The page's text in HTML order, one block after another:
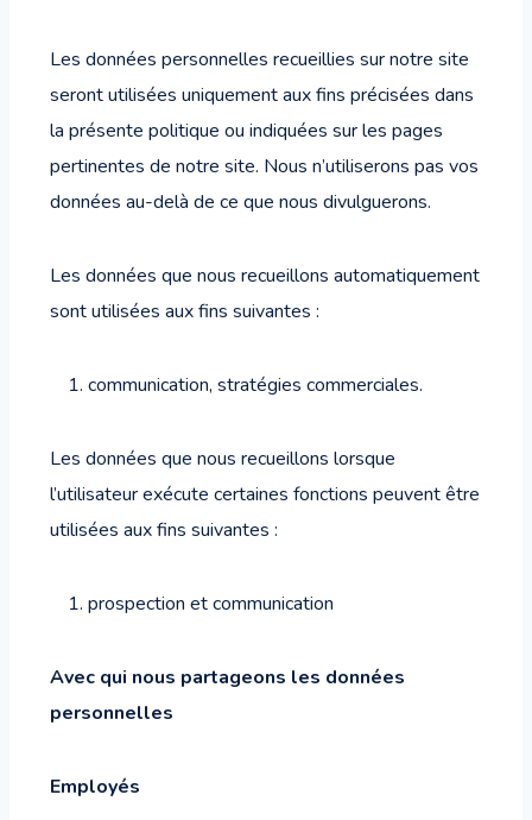
Les données personnelles recueillies sur notre site
seront utilisées uniquement aux fins précisées dans
la présente politique ou indiquées sur les pages
pertinentes de notre site. Nous n’utiliserons pas vos
données au-delà de ce que nous divulguerons.
Les données que nous recueillons automatiquement
sont utilisées aux fins suivantes :
communication, stratégies commerciales.
Les données que nous recueillons lorsque
l’utilisateur exécute certaines fonctions peuvent être
utilisées aux fins suivantes :
prospection et communication
Avec qui nous partageons les données
personnelles
Employés